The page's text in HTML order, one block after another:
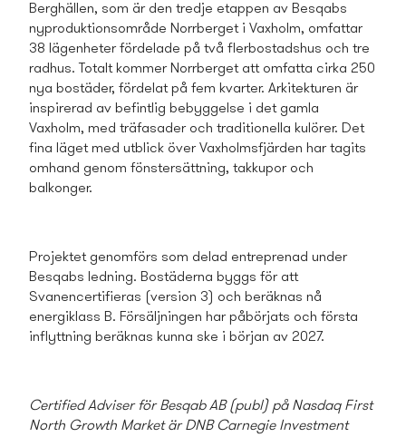
Berghällen, som är den tredje etappen av Besqabs
nyproduktionsområde Norrberget i Vaxholm, omfattar
38 lägenheter fördelade på två flerbostads­hus och tre
radhus. Totalt kommer Norrberget att omfatta cirka 250
nya bostäder, fördelat på fem kvarter. Arkitekturen är
inspirerad av befintlig bebyggelse i det gamla
Vaxholm, med träfasader och traditionella kulörer. Det
fina läget med utblick över Vaxholmsfjärden har tagits
omhand genom fönstersättning, takkupor och
balkonger.
Projektet genomförs som delad entreprenad under
Besqabs ledning. Bostäderna byggs för att
Svanencertifieras (version 3) och beräknas nå
energiklass B. Försäljningen har påbörjats och första
inflyttning beräknas kunna ske i början av 2027.
Certified Adviser för Besqab AB (publ) på Nasdaq First
North Growth Market är DNB Carnegie Investment